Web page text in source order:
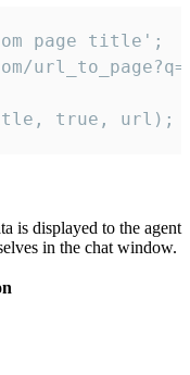
page title';
true, url);
is displayed to the agent
in the chat window.